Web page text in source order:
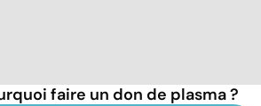
faire un don de plasma ?